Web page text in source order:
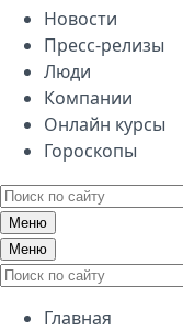
Новости
Пресс-релизы
Люди
Компании
Онлайн курсы
Гороскопы
Меню
Меню
Главная